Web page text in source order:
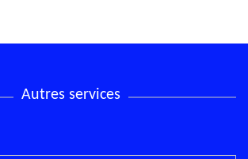
Autres services